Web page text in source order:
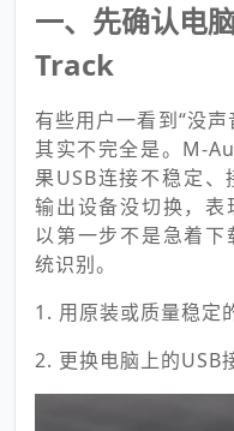
一、先确认电
Track
有些用户一看到“没声
其实不完全是。M-
果USB连接不稳定
输出设备没切换，
以第一步不是急着
统识别。
1. 用原装或质量稳定
2. 更换电脑上的USB